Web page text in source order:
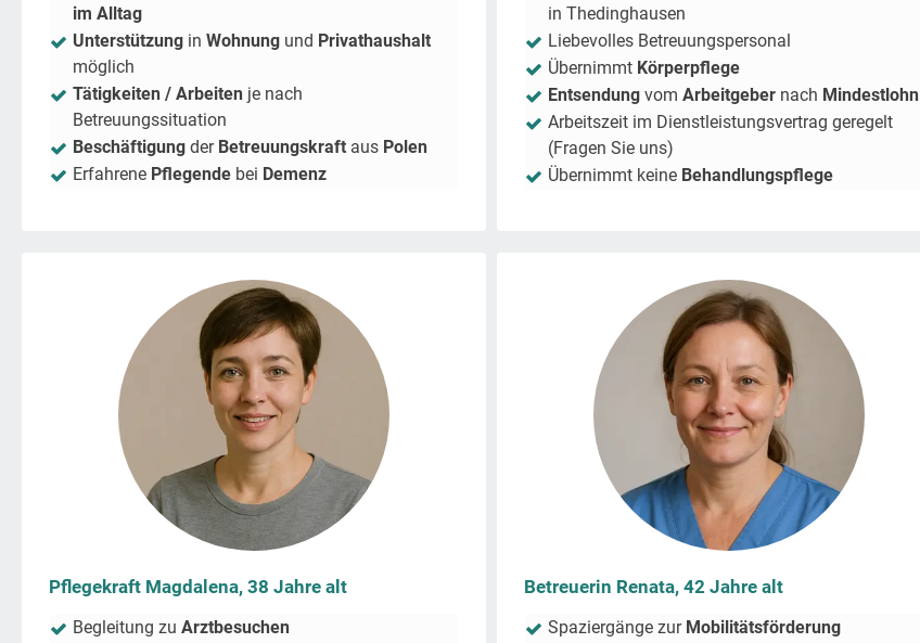
im Alltag
Unterstützung in Wohnung und Privathaushalt
möglich
Tätigkeiten / Arbeiten je nach
Betreuungssituation
Beschäftigung der Betreuungskraft aus Polen
Erfahrene Pflegende bei Demenz
in Thedinghausen
Liebevolles Betreuungspersonal
Übernimmt Körperpflege
Entsendung vom Arbeitgeber nach Mindestlohn
Arbeitszeit im Dienstleistungsvertrag geregelt
(Fragen Sie uns)
Übernimmt keine Behandlungspflege
Pflegekraft Magdalena, 38 Jahre alt
Begleitung zu Arztbesuchen
Betreuerin Renata, 42 Jahre alt
Spaziergänge zur Mobilitätsförderung